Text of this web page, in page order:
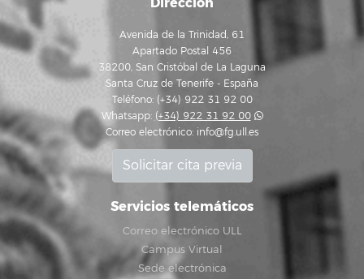
Avenida de la Trinidad, 61
Apartado Postal 456
38200, San Cristóbal de La Laguna
Santa Cruz de Tenerife - España
Teléfono: (+34) 922 31 92 00
Whatsapp: (+34) 922 31 92 00
Correo electrónico: info@fg.ull.es
Solicitar cita previa
Servicios telemáticos
Correo electrónico ULL
Campus Virtual
Sede electrónica